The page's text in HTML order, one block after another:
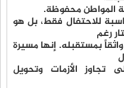
المواطن محفوظة.
للاحتفال فقط، بل هو
رغم
بمستقبله. إنها مسيرة
تجاوز الأزمات وتحويل